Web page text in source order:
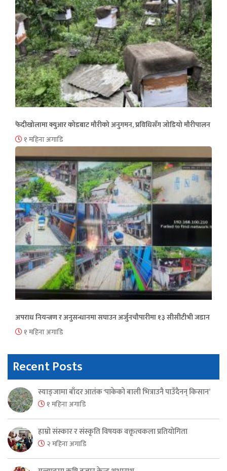
फेदीखोलामा क्युआर कोडबाट मौरीको अनुगमन, प्रविधिसँग जोडियो मौरीपालन
१ महिना अगाडि
अपराध नियन्त्रण र अनुसन्धानमा सघाउन अर्जुनचौपारीमा १३ सीसीटीभी जडान
१ महिना अगाडि
Recent Posts
स्याङ्जामा बाँदर आतंक ‘पाकेको बाली भित्राउनै पाउँदैनन् किसान’
१ महिना अगाडि
हाम्रो संस्कार र संस्कृति विषयक वक्तृत्वकला प्रतियोगिता
२ महिना अगाडि